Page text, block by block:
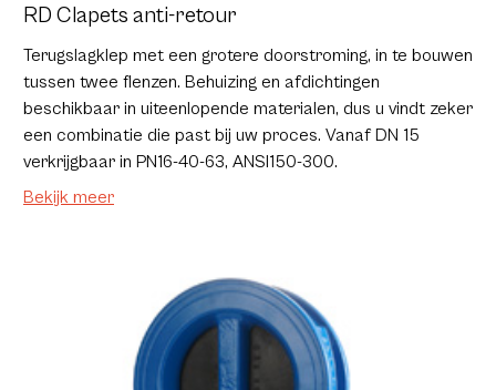
RD Clapets anti-retour
Terugslagklep met een grotere doorstroming, in te bouwen
tussen twee flenzen. Behuizing en afdichtingen
beschikbaar in uiteenlopende materialen, dus u vindt zeker
een combinatie die past bij uw proces. Vanaf DN 15
verkrijgbaar in PN16-40-63, ANSI150-300.
Bekijk meer